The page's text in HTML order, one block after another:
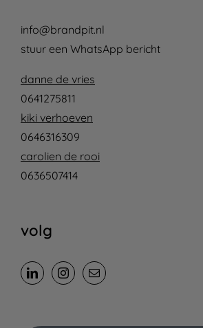
info@brandpit.nl
stuur een WhatsApp bericht
danne de vries
0641275811
kiki verhoeven
0646316309
carolien de rooi
0636507414
volg